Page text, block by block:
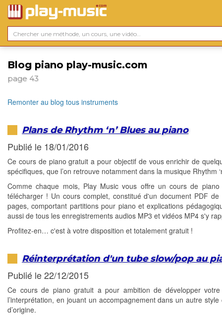
Blog piano play-music.com
page 43
Remonter au blog tous instruments
Plans de Rhythm ‘n’ Blues au piano
Publié le 18/01/2016
Ce cours de piano gratuit a pour objectif de vous enrichir de
spécifiques, que l’on retrouve notamment dans la musique Rhythm
Comme chaque mois, Play Music vous offre un cours de
télécharger ! Un cours complet, constitué d'un document PDF de
pages, comportant partitions pour piano et explications
aussi de tous les enregistrements audios MP3 et vidéos MP4 s'y
Profitez-en… c'est à votre disposition et totalement gratuit !
Réinterprétation d'un tube slow/pop au
Publié le 22/12/2015
Ce cours de piano gratuit a pour ambition de développer
l’interprétation, en jouant un accompagnement dans un autre style
d’origine.